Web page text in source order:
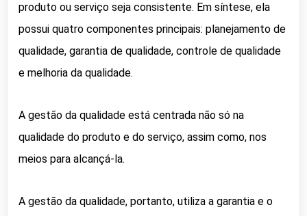
produto ou serviço seja consistente. Em síntese, ela
possui quatro componentes principais: planejamento de
qualidade, garantia de qualidade, controle de qualidade
e melhoria da qualidade.
A gestão da qualidade está centrada não só na
qualidade do produto e do serviço, assim como, nos
meios para alcançá-la.
A gestão da qualidade, portanto, utiliza a garantia e o